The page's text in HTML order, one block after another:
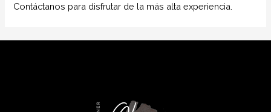
Contáctanos para disfrutar de la más alta experiencia.